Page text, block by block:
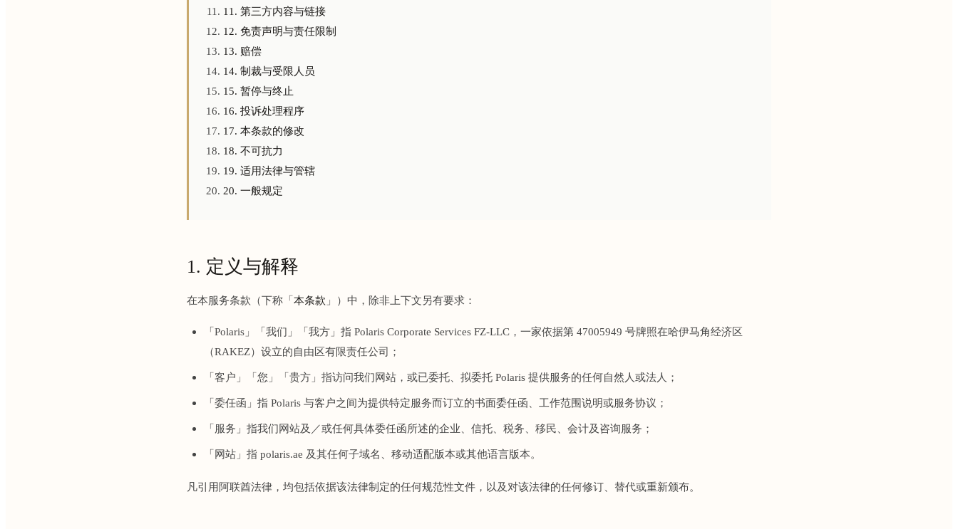
11. 第三方内容与链接
12. 免责声明与责任限制
13. 赔偿
14. 制裁与受限人员
15. 暂停与终止
16. 投诉处理程序
17. 本条款的修改
18. 不可抗力
19. 适用法律与管辖
20. 一般规定
1. 定义与解释
在本服务条款（下称「本条款 」）中，除非上下文另有要求：
「Polaris」「我们」「我方」指 Polaris Corporate Services FZ-LLC，一家依据第 47005949 号牌照在哈伊马角经济区
（RAKEZ）设立的自由区有限责任公司；
「客户」「您」「贵方」指访问我们网站，或已委托、拟委托 Polaris 提供服务的任何自然人或法人；
「委任函」指 Polaris 与客户之间为提供特定服务而订立的书面委任函、工作范围说明或服务协议；
「服务」指我们网站及／或任何具体委任函所述的企业、信托、税务、移民、会计及咨询服务；
「网站」指 polaris.ae 及其任何子域名、移动适配版本或其他语言版本。
凡引用阿联酋法律，均包括依据该法律制定的任何规范性文件，以及对该法律的任何修订、替代或重新颁布。